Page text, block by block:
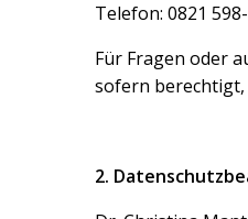
Telefon: 0821
Für Fragen oder
sofern berechtigt,
2.